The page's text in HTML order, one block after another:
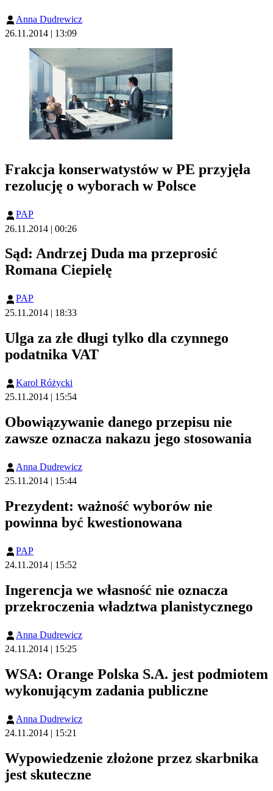
Anna Dudrewicz
26.11.2014 | 13:09
Frakcja konserwatystów w PE przyjęła
rezolucję o wyborach w Polsce
PAP
26.11.2014 | 00:26
Sąd: Andrzej Duda ma przeprosić
Romana Ciepielę
PAP
25.11.2014 | 18:33
Ulga za złe długi tylko dla czynnego
podatnika VAT
Karol Różycki
25.11.2014 | 15:54
Obowiązywanie danego przepisu nie
zawsze oznacza nakazu jego stosowania
Anna Dudrewicz
25.11.2014 | 15:44
Prezydent: ważność wyborów nie
powinna być kwestionowana
PAP
24.11.2014 | 15:52
Ingerencja we własność nie oznacza
przekroczenia władztwa planistycznego
Anna Dudrewicz
24.11.2014 | 15:25
WSA: Orange Polska S.A. jest podmiotem
wykonującym zadania publiczne
Anna Dudrewicz
24.11.2014 | 15:21
Wypowiedzenie złożone przez skarbnika
jest skuteczne